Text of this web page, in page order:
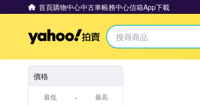
首頁購物中心中古車帳務中心信箱App下載
Yahoo拍賣
價格
-